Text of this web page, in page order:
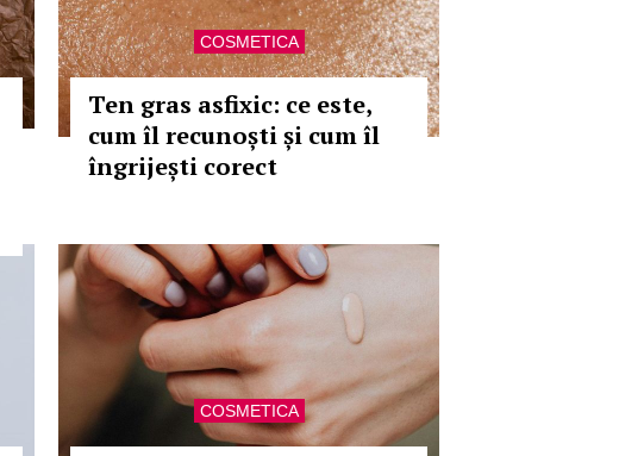
COSMETICA
Ten gras asfixic: ce este,
cum îl recunoști și cum îl
îngrijești corect
COSMETICA